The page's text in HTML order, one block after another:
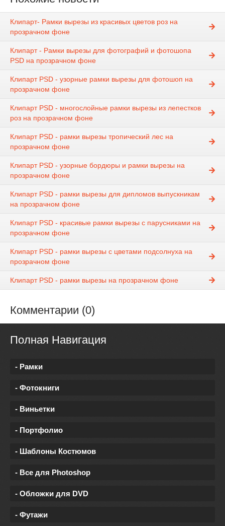
Клипарт- Рамки вырезы из красивых цветов роз на
прозрачном фоне
Клипарт - Рамки вырезы для фотографий и фотошопа
PSD на прозрачном фоне
Клипарт PSD - узорные рамки вырезы для фотошоп на
прозрачном фоне
Клипарт PSD - многослойные рамки вырезы из лепестков
роз на прозрачном фоне
Клипарт PSD - рамки вырезы тропический лес на
прозрачном фоне
Клипарт PSD - узорные бордюры и рамки вырезы на
прозрачном фоне
Клипарт PSD - рамки вырезы для дипломов выпускникам
на прозрачном фоне
Клипарт PSD - красивые рамки вырезы с парусниками на
прозрачном фоне
Клипарт PSD - рамки вырезы с цветами подсолнуха на
прозрачном фоне
Клипарт PSD - рамки вырезы на прозрачном фоне
Комментарии (0)
Полная Навигация
- Рамки
- Фотокниги
- Виньетки
- Портфолио
- Шаблоны Костюмов
- Все для Photoshop
- Обложки для DVD
- Футажи